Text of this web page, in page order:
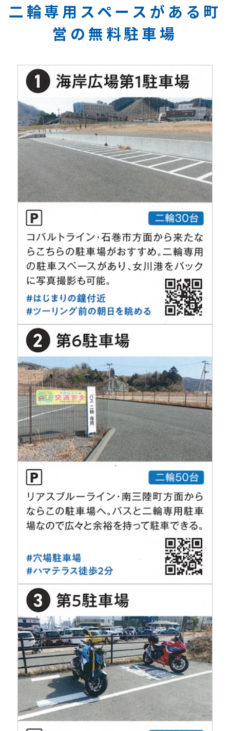
二輪専用スペースがある町
営の無料駐車場